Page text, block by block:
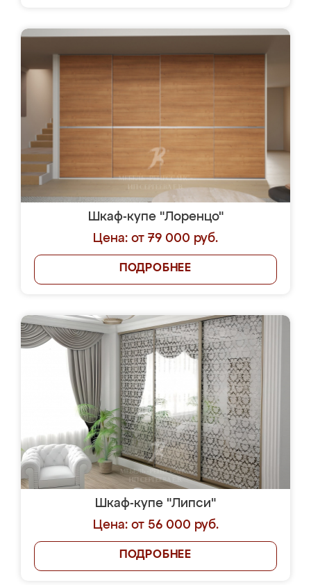
Шкаф-купе "Лоренцо"
Цена: от 79 000 руб.
ПОДРОБНЕЕ
Шкаф-купе "Липси"
Цена: от 56 000 руб.
ПОДРОБНЕЕ